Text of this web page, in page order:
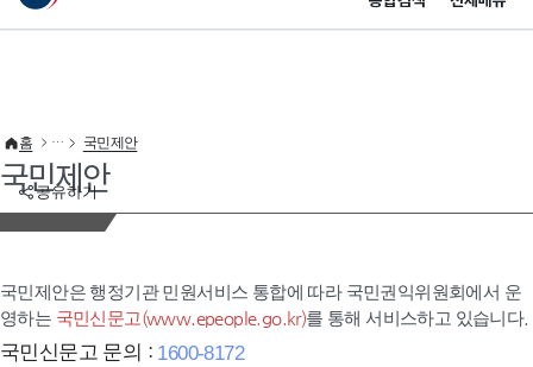
이 누리집은 대한민국 공식 전자정부 누리집입니다.
공유하기
홈 국민제안
국민제안
국민제안은 행정기관 민원서비스 통합에 따라 국민권익위원회에서 운
영하는 국민신문고(www.epeople.go.kr)를 통해 서비스하고 있습니다.
국민신문고 문의 : 1600-8172